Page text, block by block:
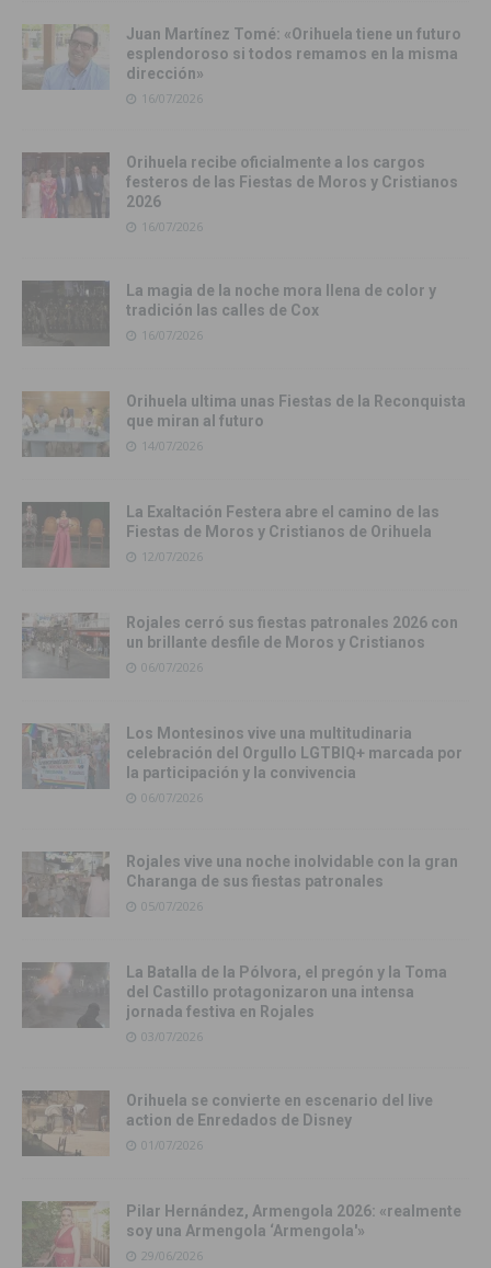
Juan Martínez Tomé: «Orihuela tiene un futuro
esplendoroso si todos remamos en la misma
dirección»
16/07/2026
Orihuela recibe oficialmente a los cargos
festeros de las Fiestas de Moros y Cristianos
2026
16/07/2026
La magia de la noche mora llena de color y
tradición las calles de Cox
16/07/2026
Orihuela ultima unas Fiestas de la Reconquista
que miran al futuro
14/07/2026
La Exaltación Festera abre el camino de las
Fiestas de Moros y Cristianos de Orihuela
12/07/2026
Rojales cerró sus fiestas patronales 2026 con
un brillante desfile de Moros y Cristianos
06/07/2026
Los Montesinos vive una multitudinaria
celebración del Orgullo LGTBIQ+ marcada por
la participación y la convivencia
06/07/2026
Rojales vive una noche inolvidable con la gran
Charanga de sus fiestas patronales
05/07/2026
La Batalla de la Pólvora, el pregón y la Toma
del Castillo protagonizaron una intensa
jornada festiva en Rojales
03/07/2026
Orihuela se convierte en escenario del live
action de Enredados de Disney
01/07/2026
Pilar Hernández, Armengola 2026: «realmente
soy una Armengola ‘Armengola'»
29/06/2026